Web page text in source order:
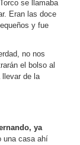
se llamaba
Eran las doce
y fue
no nos
el bolso al
llevar de la
ya
una casa ahí